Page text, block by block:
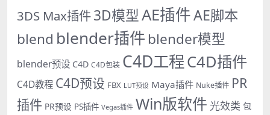
3DS Max插件3D模型AE插件AE脚本
blend blender插件 blender模型
blender预设 C4D C4D包装 C4D工程C4D插件
C4D教程 C4D预设 FBX LUT预设 Maya插件 Nuke插件 PR
插件 PR预设 PS插件 Vegas插件 Win版软件 光效类 包